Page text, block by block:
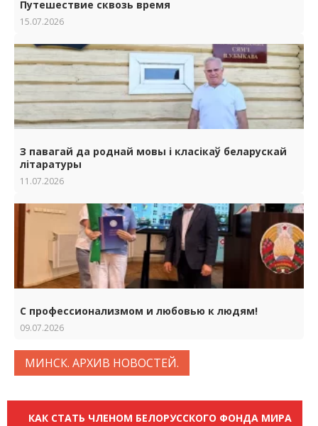
Путешествие сквозь время
15.07.2026
З павагай да роднай мовы i класiкаў беларускай
лiтаратуры
11.07.2026
С профессионализмом и любовью к людям!
09.07.2026
МИНСК. АРХИВ НОВОСТЕЙ.
КАК СТАТЬ ЧЛЕНОМ БЕЛОРУССКОГО ФОНДА МИРА